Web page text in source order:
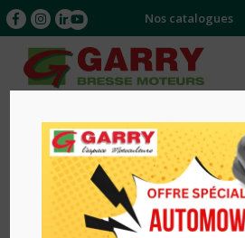
Nos catalogues
/ BIDON DOUBLE
HUSQVARNA